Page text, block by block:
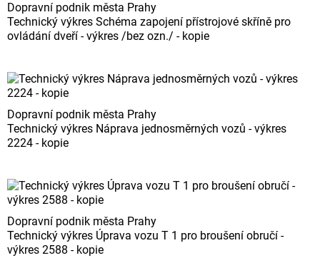
Dopravní podnik města Prahy
Technický výkres Schéma zapojení přístrojové skříně pro
ovládání dveří - výkres /bez ozn./ - kopie
Dopravní podnik města Prahy
Technický výkres Náprava jednosměrných vozů - výkres
2224 - kopie
Dopravní podnik města Prahy
Technický výkres Úprava vozu T 1 pro broušení obručí -
výkres 2588 - kopie